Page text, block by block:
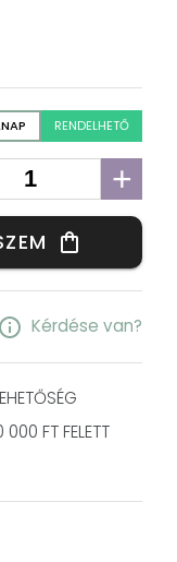
RENDELHETŐ
+
shopping_bag
info Kérdése van?
FT FELETT